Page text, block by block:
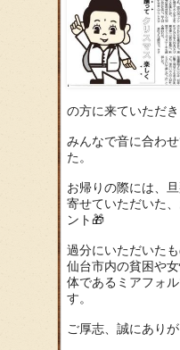
の方に来ていただき
みんなで音に合わ
た。
お帰りの際には、
寄せていただいた
ント🎁
過分にいただいたも
仙台市内の貧困や
体であるミアフォ
す。
ご厚志、誠にあり